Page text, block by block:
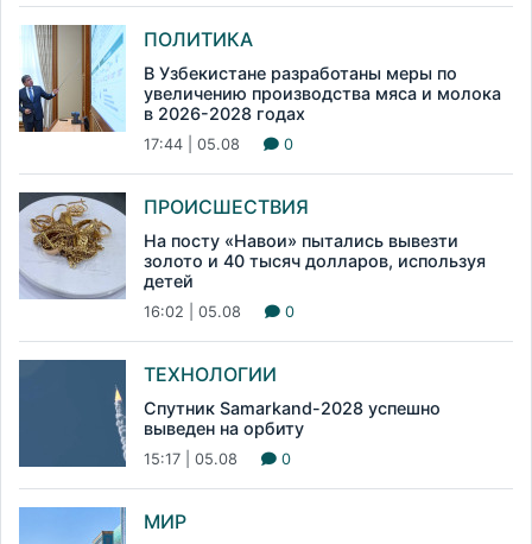
ПОЛИТИКА
В Узбекистане разработаны меры по
увеличению производства мяса и молока
в 2026-2028 годах
17:44 | 05.08 0
ПРОИСШЕСТВИЯ
На посту «Навои» пытались вывезти
золото и 40 тысяч долларов, используя
детей
16:02 | 05.08 0
ТЕХНОЛОГИИ
Спутник Samarkand-2028 успешно
выведен на орбиту
15:17 | 05.08 0
МИР